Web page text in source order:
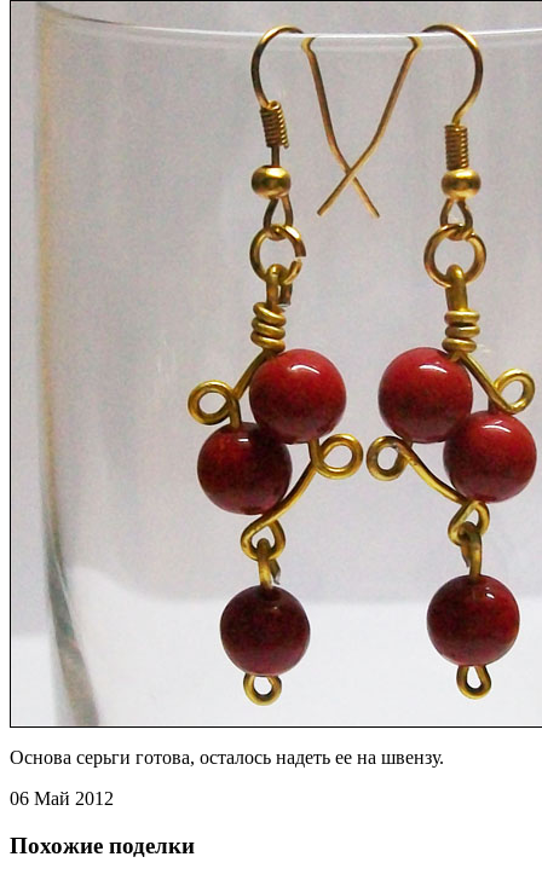
Основа серьги готова, осталось надеть ее на швензу.
06 Май 2012
Похожие поделки